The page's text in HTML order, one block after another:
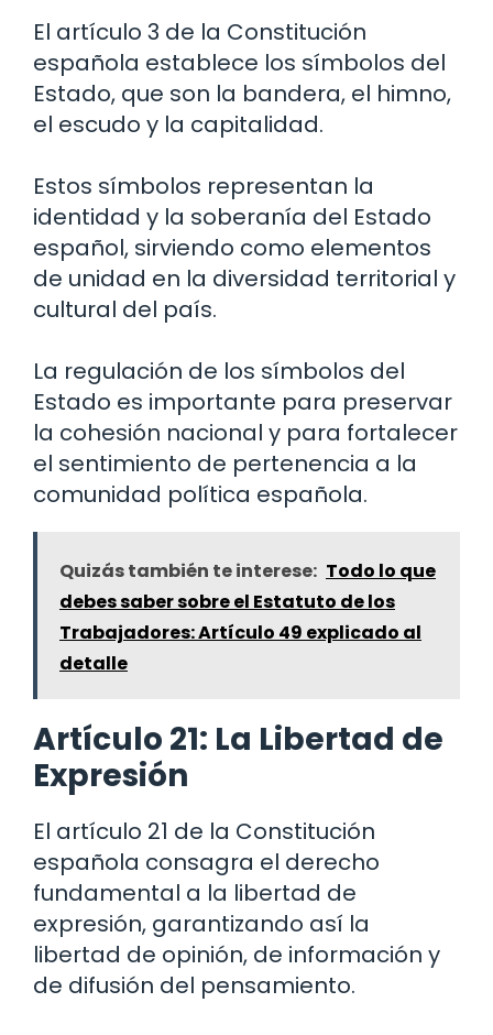
El artículo 3 de la Constitución
española establece los símbolos del
Estado, que son la bandera, el himno,
el escudo y la capitalidad.
Estos símbolos representan la
identidad y la soberanía del Estado
español, sirviendo como elementos
de unidad en la diversidad territorial y
cultural del país.
La regulación de los símbolos del
Estado es importante para preservar
la cohesión nacional y para fortalecer
el sentimiento de pertenencia a la
comunidad política española.
Quizás también te interese: Todo lo que
debes saber sobre el Estatuto de los
Trabajadores: Artículo 49 explicado al
detalle
Artículo 21: La Libertad de
Expresión
El artículo 21 de la Constitución
española consagra el derecho
fundamental a la libertad de
expresión, garantizando así la
libertad de opinión, de información y
de difusión del pensamiento.